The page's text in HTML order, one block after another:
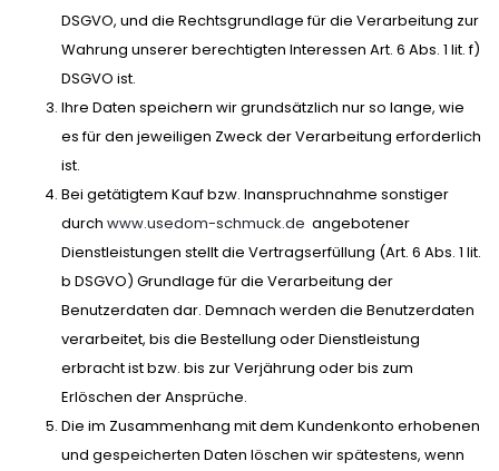
DSGVO, und die Rechtsgrundlage für die Verarbeitung zur
Wahrung unserer berechtigten Interessen Art. 6 Abs. 1 lit. f)
DSGVO ist.
Ihre Daten speichern wir grundsätzlich nur so lange, wie
es für den jeweiligen Zweck der Verarbeitung erforderlich
ist.
Bei getätigtem Kauf bzw. Inanspruchnahme sonstiger
durch www.usedom-schmuck.de angebotener
Dienstleistungen stellt die Vertragserfüllung (Art. 6 Abs. 1 lit.
b DSGVO) Grundlage für die Verarbeitung der
Benutzerdaten dar. Demnach werden die Benutzerdaten
verarbeitet, bis die Bestellung oder Dienstleistung
erbracht ist bzw. bis zur Verjährung oder bis zum
Erlöschen der Ansprüche.
Die im Zusammenhang mit dem Kundenkonto erhobenen
und gespeicherten Daten löschen wir spätestens, wenn